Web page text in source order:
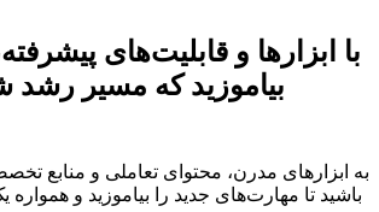
با ابزارها و قابلیت‌های
بیاموزید که مسیر رشد
به ابزارهای مدرن، محتوای تعاملی و منابع
باشید تا مهارت‌های جدید را بیاموزید و همواره